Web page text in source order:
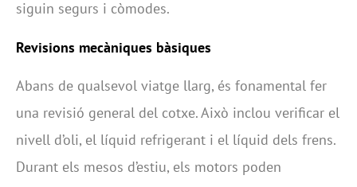
siguin segurs i còmodes.
Revisions mecàniques bàsiques
Abans de qualsevol viatge llarg, és fonamental fer
una revisió general del cotxe. Això inclou verificar el
nivell d’oli, el líquid refrigerant i el líquid dels frens.
Durant els mesos d’estiu, els motors poden